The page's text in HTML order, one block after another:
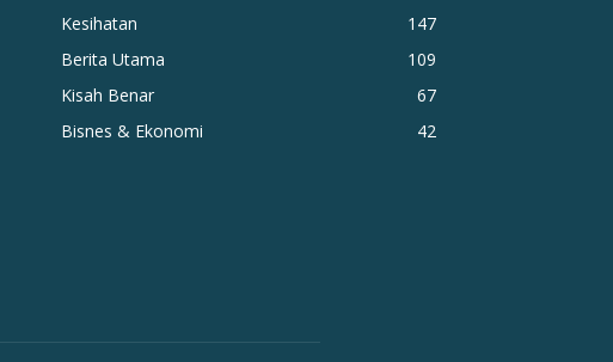
Kesihatan
147
Berita Utama
109
Kisah Benar
67
Bisnes & Ekonomi
42